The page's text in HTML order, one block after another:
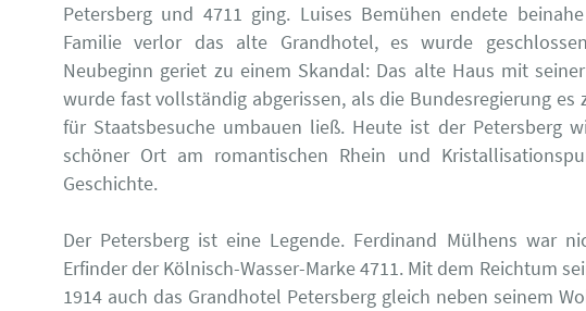
Petersberg und 4711 ging. Luises Bemühen endete
Familie verlor das alte Grandhotel, es wurde
Neubeginn geriet zu einem Skandal: Das alte Haus mit
wurde fast vollständig abgerissen, als die Bundesregierung es
für Staatsbesuche umbauen ließ. Heute ist der Petersberg
schöner Ort am romantischen Rhein und
Geschichte.
Der Petersberg ist eine Legende. Ferdinand Mülhens war
Erfinder der Kölnisch-Wasser-Marke 4711. Mit dem Reichtum
1914 auch das Grandhotel Petersberg gleich neben seinem